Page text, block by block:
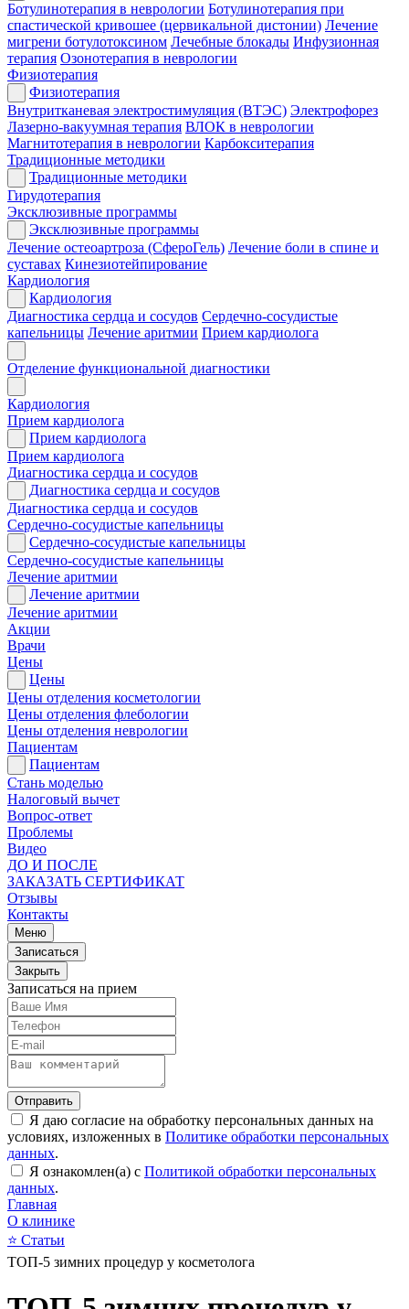
Ботулинотерапия в неврологии Ботулинотерапия при
спастической кривошее (цервикальной дистонии) Лечение
мигрени ботулотоксином Лечебные блокады Инфузионная
терапия Озонотерапия в неврологии
Физиотерапия
Физиотерапия
Внутритканевая электростимуляция (ВТЭС) Электрофорез
Лазерно-вакуумная терапия ВЛОК в неврологии
Магнитотерапия в неврологии Карбокситерапия
Традиционные методики
Традиционные методики
Гирудотерапия
Эксклюзивные программы
Эксклюзивные программы
Лечение остеоартроза (СфероГель) Лечение боли в спине и
суставах Кинезиотейпирование
Кардиология
Кардиология
Диагностика сердца и сосудов Сердечно-сосудистые
капельницы Лечение аритмии Прием кардиолога
Отделение функциональной диагностики
Кардиология
Прием кардиолога
Прием кардиолога
Прием кардиолога
Диагностика сердца и сосудов
Диагностика сердца и сосудов
Диагностика сердца и сосудов
Сердечно-сосудистые капельницы
Сердечно-сосудистые капельницы
Сердечно-сосудистые капельницы
Лечение аритмии
Лечение аритмии
Лечение аритмии
Акции
Врачи
Цены
Цены
Цены отделения косметологии
Цены отделения флебологии
Цены отделения неврологии
Пациентам
Пациентам
Стань моделью
Налоговый вычет
Вопрос-ответ
Проблемы
Видео
ДО И ПОСЛЕ
ЗАКАЗАТЬ СЕРТИФИКАТ
Отзывы
Контакты
Меню
Записаться
Закрыть
Записаться на прием
Отправить
Я даю согласие на обработку персональных данных на
условиях, изложенных в Политике обработки персональных
данных.
Я ознакомлен(а) с Политикой обработки персональных
данных.
Главная
О клинике
⭐ Статьи
ТОП-5 зимних процедур у косметолога